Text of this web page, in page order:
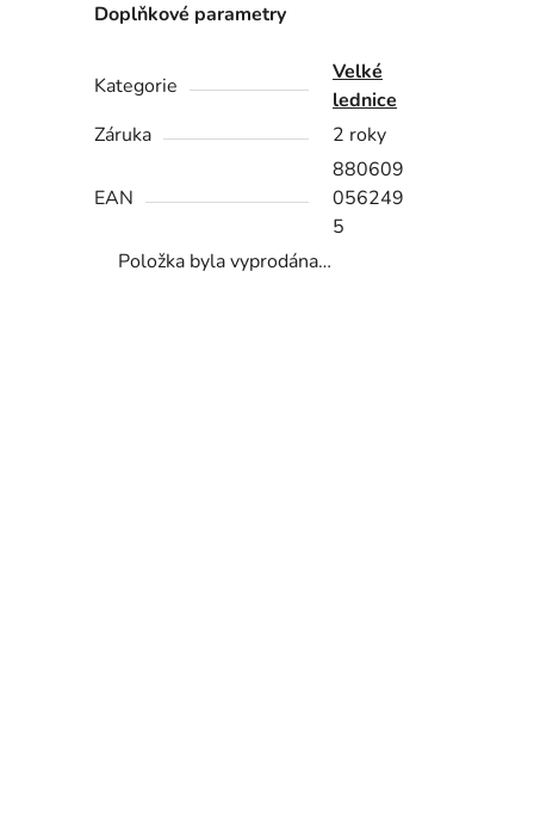
Doplňkové parametry
Kategorie
Velké
lednice
Záruka
2 roky
EAN
880609
056249
5
Položka byla vyprodána…